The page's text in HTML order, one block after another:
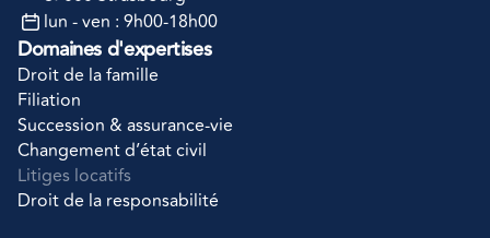
lun - ven : 9h00-18h00
Domaines d'expertises
Droit de la famille
Filiation
Succession & assurance-vie
Changement d’état civil
Litiges locatifs
Droit de la responsabilité